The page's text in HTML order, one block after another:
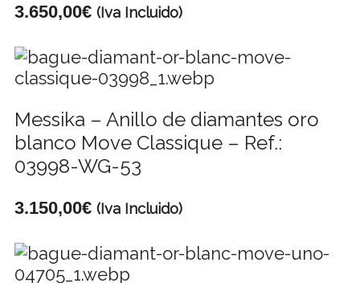
3.650,00€ (Iva Incluido)
Messika – Anillo de diamantes oro
blanco Move Classique – Ref.:
03998-WG-53
3.150,00€ (Iva Incluido)